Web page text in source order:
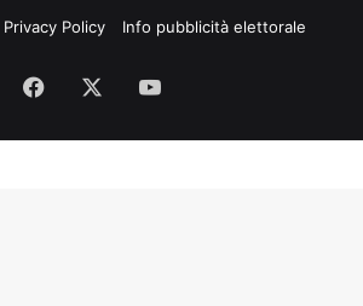
Privacy Policy Info pubblicità elettorale
Facebook
Tube